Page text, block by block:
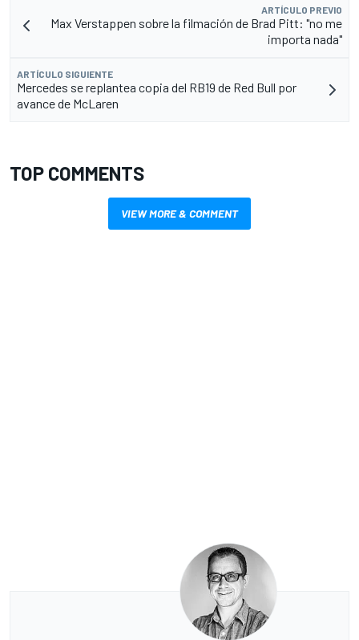
ARTÍCULO PREVIO
Max Verstappen sobre la filmación de Brad Pitt: "no me
importa nada"
ARTÍCULO SIGUIENTE
Mercedes se replantea copia del RB19 de Red Bull por
avance de McLaren
TOP COMMENTS
VIEW MORE & COMMENT